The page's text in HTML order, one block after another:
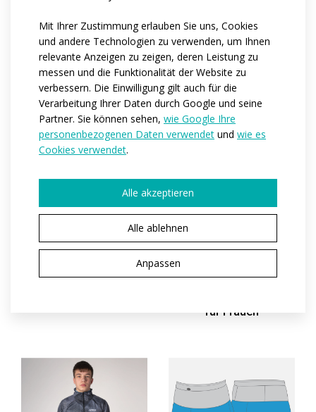
Mit Ihrer Zustimmung erlauben Sie uns, Cookies
und andere Technologien zu verwenden, um Ihnen
relevante Anzeigen zu zeigen, deren Leistung zu
messen und die Funktionalität der Website zu
verbessern. Die Einwilligung gilt auch für die
Verarbeitung Ihrer Daten durch Google und seine
Partner. Sie können sehen, wie Google Ihre
personenbezogenen Daten verwendet und wie es
Cookies verwendet.
Alle akzeptieren
Alle ablehnen
Anpassen
Sport-Tanktop ELITE
Elastische MMA-Hose
für Männer
ELITE ELITE
für Frauen